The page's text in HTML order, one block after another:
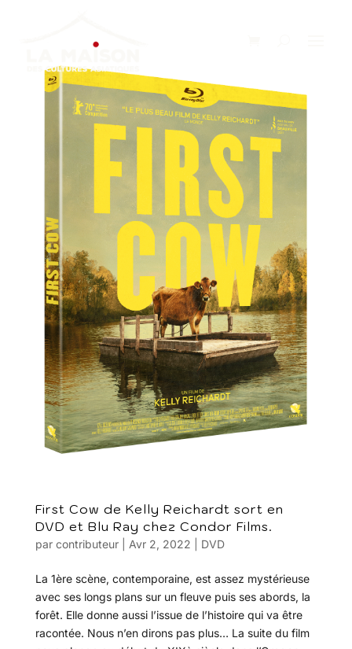
First Cow de Kelly Reichardt sort en
DVD et Blu Ray chez Condor Films.
par contributeur| Avr 2, 2022 DVD
La 1ère scène, contemporaine, est assez mystérieuse
avec ses longs plans sur un fleuve puis ses abords, la
forêt. Elle donne aussi l’issue de l’histoire qui va être
racontée. Nous n’en dirons pas plus… La suite du film